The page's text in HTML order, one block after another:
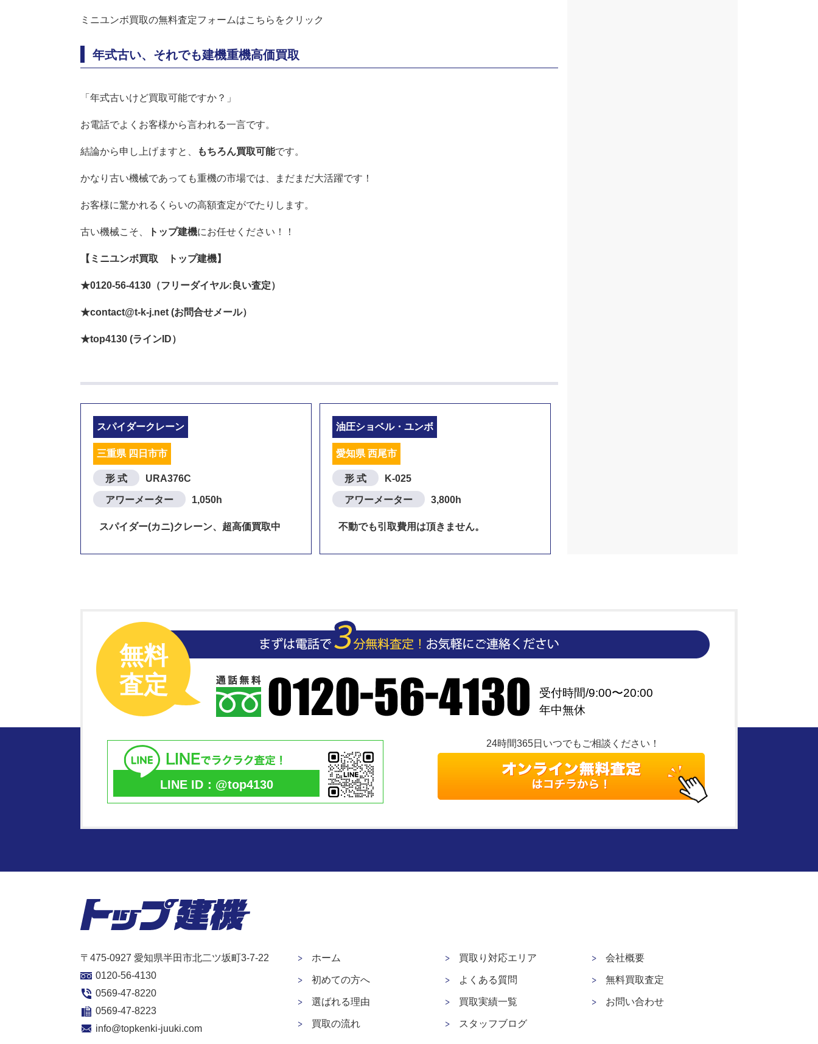
ミニユンボ買取の無料査定フォームはこちらをクリック
年式古い、それでも建機重機高価買取
「年式古いけど買取可能ですか？」
お電話でよくお客様から言われる一言です。
結論から申し上げますと、 もちろん買取可能です。
かなり古い機械であっても重機の市場では、まだまだ大活躍です！
お客様に驚かれるくらいの高額査定がでたりします。
古い機械こそ、 トップ建機にお任せください！！
【ミニユンボ買取 トップ建機】
★0120-56-4130（フリーダイヤル:良い査定）
★contact@t-k-j.net (お問合せメール）
★top4130 (ラインID）
スパイダークレーン
三重県 四日市市
形 式 URA376C
アワーメーター 1,050h
スパイダー(カニ)クレーン、超高価買取中
油圧ショベル・ユンボ
愛知県 西尾市
形 式 K-025
アワーメーター 3,800h
不動でも引取費用は頂きません。
無料
査定
受付時間/9:00〜20:00
年中無休
LINE ID：@top4130
24時間365日いつでもご相談ください！
〒475-0927 愛知県半田市北二ツ坂町3-7-22
0120-56-4130
0569-47-8220
0569-47-8223
info@topkenki-juuki.com
ホーム
初めての方へ
選ばれる理由
買取の流れ
買取り対応エリア
よくある質問
買取実績一覧
スタッフブログ
会社概要
無料買取査定
お問い合わせ